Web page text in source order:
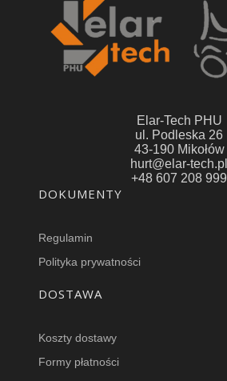
Elar-Tech PHU
ul. Podleska 26
43-190 Mikołów
hurt@elar-tech.pl
+48 607 208 999
Linki w stopce
DOKUMENTY
Regulamin
Polityka prywatności
DOSTAWA
Koszty dostawy
Formy płatności